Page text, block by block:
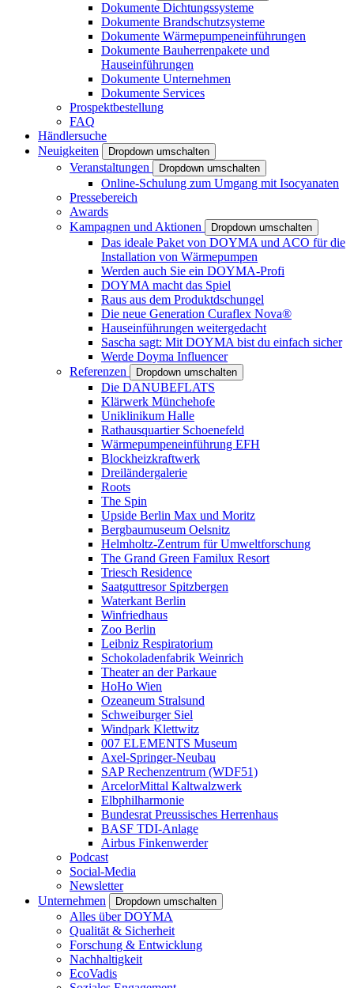
Dokumente Dichtungssysteme
Dokumente Brandschutzsysteme
Dokumente Wärmepumpeneinführungen
Dokumente Bauherrenpakete und
Hauseinführungen
Dokumente Unternehmen
Dokumente Services
Prospektbestellung
FAQ
Händlersuche
Neuigkeiten
Dropdown umschalten
Veranstaltungen Dropdown umschalten
Online-Schulung zum Umgang mit Isocyanaten
Pressebereich
Awards
Kampagnen und Aktionen
Dropdown umschalten
Das ideale Paket von DOYMA und ACO für die
Installation von Wärmepumpen
Werden auch Sie ein DOYMA-Profi
DOYMA macht das Spiel
Raus aus dem Produktdschungel
Die neue Generation Curaflex Nova®
Hauseinführungen weitergedacht
Sascha sagt: Mit DOYMA bist du einfach sicher
Werde Doyma Influencer
Referenzen
Dropdown umschalten
Die DANUBEFLATS
Klärwerk Münchehofe
Uniklinikum Halle
Rathausquartier Schoenefeld
Wärmepumpeneinführung EFH
Blockheizkraftwerk
Dreiländergalerie
Roots
The Spin
Upside Berlin Max und Moritz
Bergbaumuseum Oelsnitz
Helmholtz-Zentrum für Umweltforschung
The Grand Green Familux Resort
Triesch Residence
Saatguttresor Spitzbergen
Waterkant Berlin
Winfriedhaus
Zoo Berlin
Leibniz Respiratorium
Schokoladenfabrik Weinrich
Theater an der Parkaue
HoHo Wien
Ozeaneum Stralsund
Schweiburger Siel
Windpark Klettwitz
007 ELEMENTS Museum
Axel-Springer-Neubau
SAP Rechenzentrum (WDF51)
ArcelorMittal Kaltwalzwerk
Elbphilharmonie
Bundesrat Preussisches Herrenhaus
BASF TDI-Anlage
Airbus Finkenwerder
Podcast
Social-Media
Newsletter
Unternehmen
Dropdown umschalten
Alles über DOYMA
Qualität & Sicherheit
Forschung & Entwicklung
Nachhaltigkeit
EcoVadis